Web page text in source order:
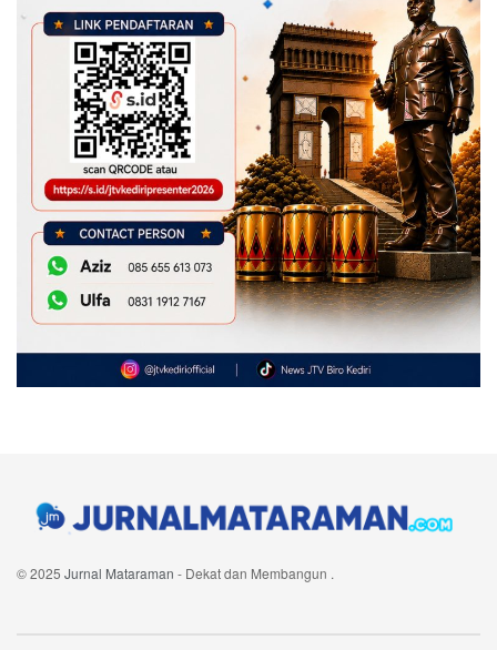
© 2025 Jurnal Mataraman - Dekat dan Membangun .